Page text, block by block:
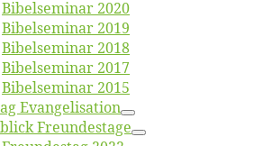
Bi­bel­se­mi­nar 2020
Bi­bel­se­mi­nar 2019
Bi­bel­se­mi­nar 2018
Bibelsemi­nar 2017
Bibelsemi­nar 2015
Evangelisation
Freundestage